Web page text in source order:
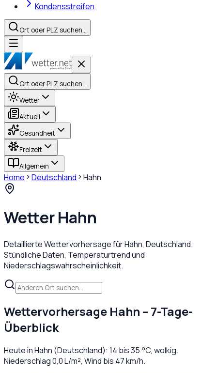
Kondensstreifen
Ort oder PLZ suchen…
Ort oder PLZ suchen…
Wetter
Aktuell
Gesundheit
Freizeit
Allgemein
Home Deutschland Hahn
WetterHahn
Detaillierte Wettervorhersage fürHahn, Deutschland.
Stündliche Daten, Temperaturtrend und
Niederschlagswahrscheinlichkeit.
Wettervorhersage Hahn – 7-Tage-
Überblick
Heute inHahn (Deutschland): 14 bis35°C, wolkig.
Niederschlag0,0L/m², Wind bis 47km/h.